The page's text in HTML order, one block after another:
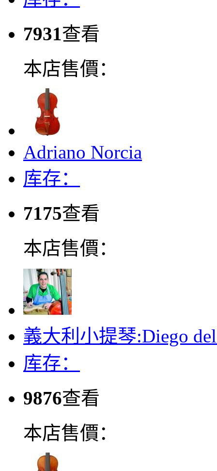
7931查看
本店售價：
Adriano Norcia
库存：
7175查看
本店售價：
義大利小提琴:Diego
库存：
9876查看
本店售價：